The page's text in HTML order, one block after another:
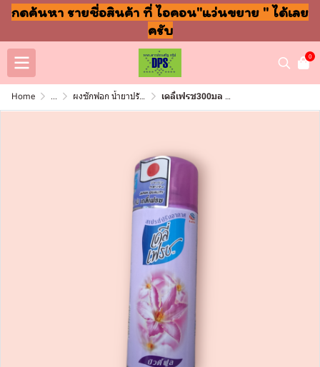
กดค้นหา รายชื่อสินค้า ที่ ไอคอน"แว่นขยาย " ได้เลย
ครับ
0
Home ... ผงซักฟอก น้ำยาปรับผ้านุ่ม ล้างจาน ถูพื้น เดลี่เฟรช300มล บิวตี้ฟลู(กระป๋อง)